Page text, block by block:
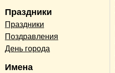
Праздники
Праздники
Поздравления
День города
Имена